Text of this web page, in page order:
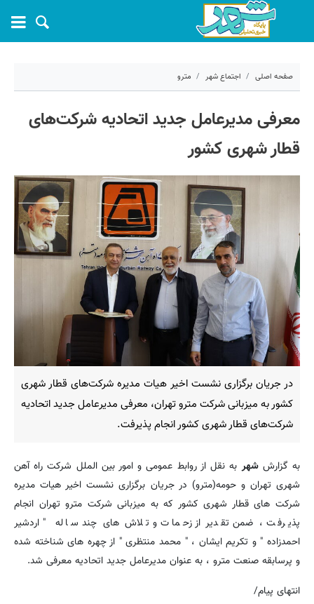
صفحه اصلی اجتماع شهر مترو
کد مطلب:
معرفی مدیرعامل جدید اتحادیه شرکت‌های
قطار شهری کشور
در جریان برگزاری نشست اخیر هیات مدیره شرکت‌های قطار شهری
کشور به میزبانی شرکت مترو تهران، معرفی مدیرعامل جدید اتحادیه
شرکت‌های قطار شهری کشور انجام پذیرفت.
به گزارششهربه نقل از روابط عمومی و امور بین الملل شرکت راه آهن
شهری تهران و حومه(مترو) در جریان برگزاری نشست اخیر هیات مدیره
شرکت های قطار شهری کشور که به میزبانی شرکت مترو تهران انجام
پذیرفت ، ضمن تقدیر از زحمات و تلاش های چند ساله " اردشیر
احمدزاده " و تکریم ایشان ، " محمد منتظری " از چهره های شناخته شده
و پرسابقه صنعت مترو ، به عنوان مدیرعامل جدید اتحادیه معرفی شد.
انتهای پیام/